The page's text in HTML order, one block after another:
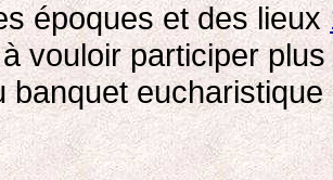
époques et des lieux
vouloir participer
banquet